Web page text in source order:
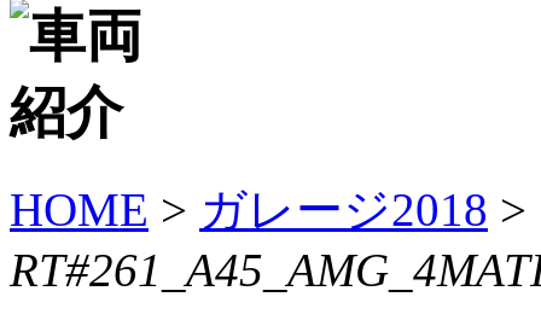
HOME > ガレージ2018 >